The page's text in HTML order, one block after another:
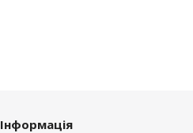
Інформація